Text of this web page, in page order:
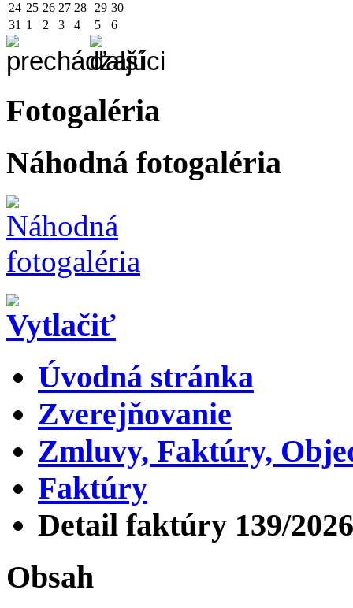
24 25 26 27 28 29 30
31 1 2 3 4 5 6
Fotogaléria
Náhodná fotogaléria
Úvodná stránka
Zverejňovanie
Zmluvy, Faktúry,
Faktúry
Detail faktúry 139/2026
Obsah